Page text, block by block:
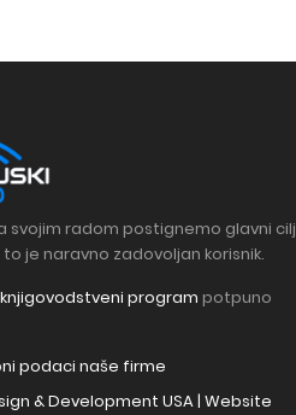
svojim radom postignemo glavni cilj
je naravno zadovoljan korisnik.
knjigovodstveni program potpuno
podaci naše firme
& Development USA | Website